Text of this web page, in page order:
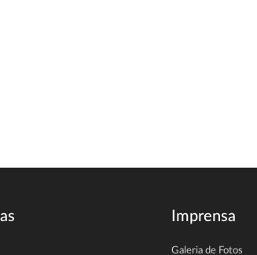
Imprensa
Galeria de Fotos